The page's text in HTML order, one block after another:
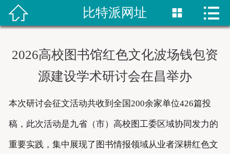
首页
bitpie下载
比特派下载
 比特派网址  
2026高校图书馆红色文化波场钱包资
源建设学术研讨会在昌举办
本次研讨会征文活动共收到全国200余家单位426篇投
稿，此次活动是九省（市）高校图工委区域协同发力的
重要实践，集中展现了图书情报领域从业者深耕红色文